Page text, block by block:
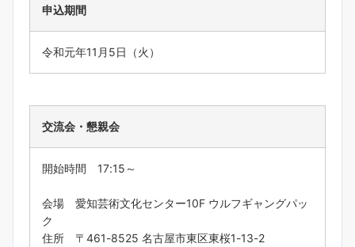
申込期間
令和元年11月5日（火）
交流会・懇親会
開始時間 17:15～
会場 愛知芸術文化センター10F ウルフギャングパッ
ク
住所 〒461-8525 名古屋市東区東桜1-13-2